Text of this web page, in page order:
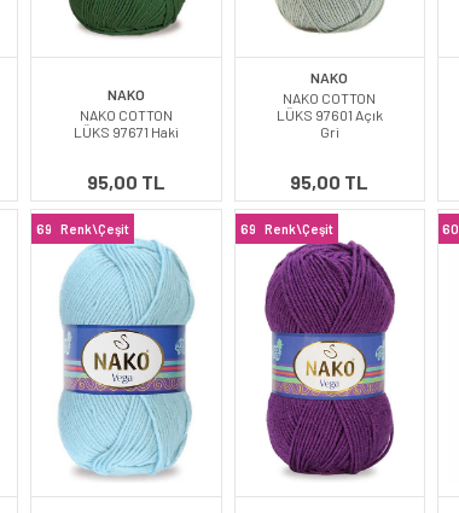
NAKO
NAKO COTTON
LÜKS 97671 Haki
95,00 TL
NAKO
NAKO COTTON
LÜKS 97601 Açık
Gri
95,00 TL
69 Renk\Çeşit 69 Renk\Çeşit 60